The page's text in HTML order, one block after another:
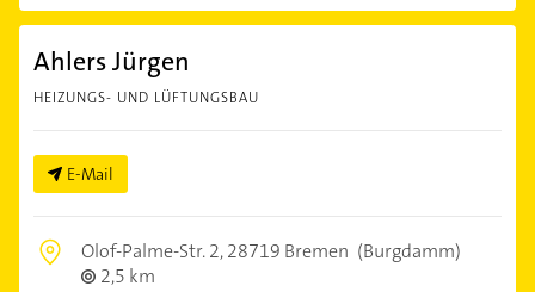
Ahlers Jürgen
HEIZUNGS- UND LÜFTUNGSBAU
E-Mail
Olof-Palme-Str. 2,28719 Bremen (Burgdamm)
2,5 km